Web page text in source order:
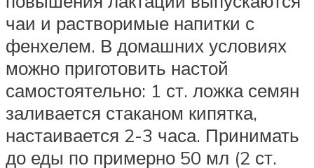
чаи и растворимые напитки с
фенхелем. В домашних условиях
можно приготовить настой
самостоятельно: 1 ст. ложка семян
заливается стаканом кипятка,
настаивается 2-3 часа. Принимать
до еды по примерно 50 мл (2 ст.